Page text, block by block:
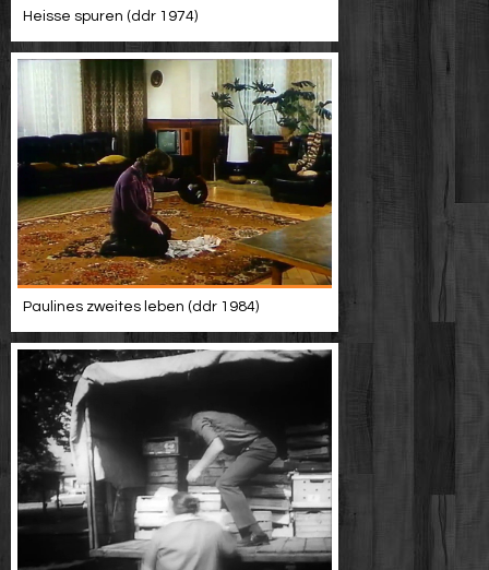
Heisse spuren (ddr 1974)
Paulines zweites leben (ddr 1984)